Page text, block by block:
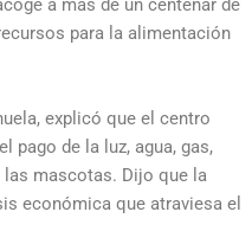
a más de un centenar de
para la alimentación
explicó que el centro
pago de la luz, agua, gas,
mascotas. Dijo que la
económica que atraviesa el